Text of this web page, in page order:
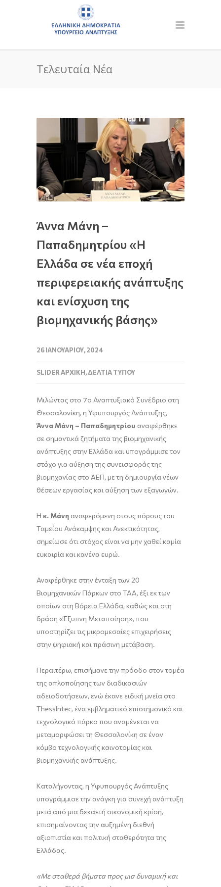
Τελευταία Νέα
Άννα Μάνη –
Παπαδημητρίου «Η
Ελλάδα σε νέα εποχή
περιφερειακής ανάπτυξης
και ενίσχυση της
βιομηχανικής βάσης»
26 ΙΑΝΟΥΑΡΊΟΥ, 2024
SLIDER ΑΡΧΙΚΉ,ΔΕΛΤΊΑ ΤΎΠΟΥ
Μιλώντας στο 7ο Αναπτυξιακό Συνέδριο στη
Θεσσαλονίκη, η Υφυπουργός Ανάπτυξης,
Άννα Μάνη – Παπαδημητρίου αναφέρθηκε
σε σημαντικά ζητήματα της βιομηχανικής
ανάπτυξης στην Ελλάδα και υπογράμμισε τον
στόχο για αύξηση της συνεισφοράς της
βιομηχανίας στο ΑΕΠ, με τη δημιουργία νέων
θέσεων εργασίας και αύξηση των εξαγωγών.
Η κ. Μάνη αναφερόμενη στους πόρους του
Ταμείου Ανάκαμψης και Ανεκτικότητας,
σημείωσε ότι στόχος είναι να μην χαθεί καμία
ευκαιρία και κανένα ευρώ.
Αναφέρθηκε στην ένταξη των 20
Βιομηχανικών Πάρκων στο ΤΑΑ, έξι εκ των
οποίων στη Βόρεια Ελλάδα, καθώς και στη
δράση «Έξυπνη Μεταποίηση», που
υποστηρίζει τις μικρομεσαίες επιχειρήσεις
στην ψηφιακή και πράσινη μετάβαση.
Περαιτέρω, επισήμανε την πρόοδο στον τομέα
της απλοποίησης των διαδικασιών
αδειοδοτήσεων, ενώ έκανε ειδική μνεία στο
ThessIntec, ένα εμβληματικό επιστημονικό και
τεχνολογικό πάρκο που αναμένεται να
μεταμορφώσει τη Θεσσαλονίκη σε έναν
κόμβο τεχνολογικής καινοτομίας και
βιομηχανικής ανάπτυξης.
Καταλήγοντας, η Υφυπουργός Ανάπτυξης
υπογράμμισε την ανάγκη για συνεχή ανάπτυξη
μετά από μια δεκαετή οικονομική κρίση,
επισημαίνοντας την αυξημένη διεθνή
αξιοπιστία και πολιτική σταθερότητα της
Ελλάδας.
«Με σταθερά βήματα προς μια δυναμική και